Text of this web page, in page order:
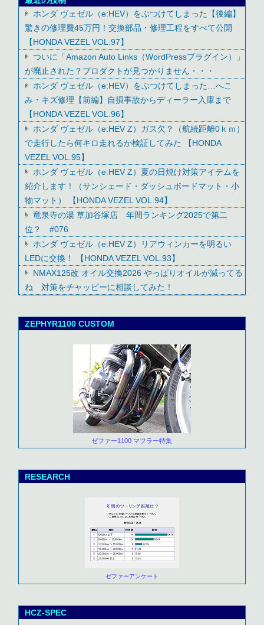
ホンダ ヴェゼル（e:HEV）をぶつけてしまった【後編】
驚きの修理費45万円！交換部品・修理工程をすべて公開
【HONDA VEZEL VOL.97】
ついに「Amazon Auto Links（WordPressプラグイン）」
が廃止された？プロダクトが見つかりません・・・
ホンダ ヴェゼル（e:HEV）をぶつけてしまった…へこ
み・キズ修理【前編】自損事故からディーラー入庫まで
【HONDA VEZEL VOL.96】
ホンダ ヴェゼル（e:HEV Z）ガス欠？（航続距離0ｋｍ）
で走行したら何キロ走れるか検証してみた 【HONDA
VEZEL VOL.95】
ホンダ ヴェゼル（e:HEV Z）夏の日焼け対策アイテムを
紹介します！（サンシェード・ダッシュボードマット・小
物マット） 【HONDA VEZEL VOL.94】
竜泉寺の湯 草加谷塚店 年間ランキング2025で第二
位？ #076
ホンダ ヴェゼル（e:HEV Z）リアウィンカーを明るい
LEDに交換！ 【HONDA VEZEL VOL.93】
NMAX125改 オイル交換2026 やっぱりオイルが減ってる
ね 対策をチャッピーに相談してみた！
ZEPHYR1100 CUSTOM
ゼファー1100 マフラー特集
RESEARCH
ゼファーアンケート
HCZ-SPEC